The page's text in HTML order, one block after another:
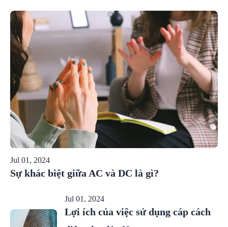
Jul 01, 2024
Sự khác biệt giữa AC và DC là gì?
Jul 01, 2024
Lợi ích của việc sử dụng cáp cách